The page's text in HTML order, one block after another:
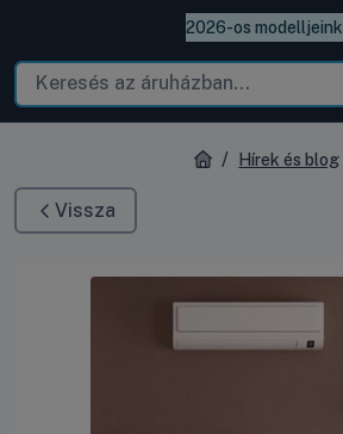
2026-os modelljeink
Hírek és blog
Vissza